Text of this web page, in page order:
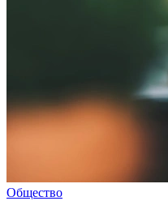
Общество